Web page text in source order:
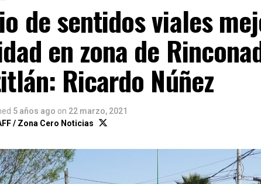
de sentidos viales
en zona de
Ricardo Núñez
5 años ago on 22 marzo, 2021
/ Zona Cero Noticias